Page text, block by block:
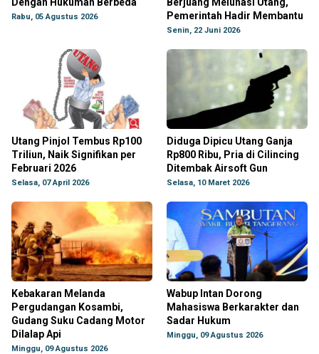
Rabu, 05 Agustus 2026
Pemerintah Hadir Membantu
Senin, 22 Juni 2026
Utang Pinjol Tembus Rp100
Triliun, Naik Signifikan per
Februari 2026
Selasa, 07 April 2026
Diduga Dipicu Utang Ganja
Rp800 Ribu, Pria di Cilincing
Ditembak Airsoft Gun
Selasa, 10 Maret 2026
Kebakaran Melanda
Pergudangan Kosambi,
Gudang Suku Cadang Motor
Dilalap Api
Minggu, 09 Agustus 2026
Wabup Intan Dorong
Mahasiswa Berkarakter dan
Sadar Hukum
Minggu, 09 Agustus 2026